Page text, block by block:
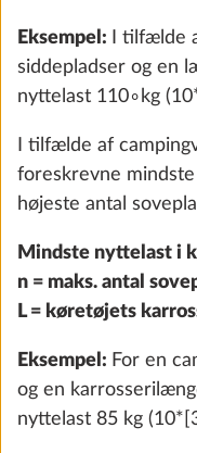
City-
Eksempel:
I tilfælde
siddepladser og en
nyttelast 110∘kg
I tilfælde af
foreskrevne
højeste antal
Mindste nyttelast i
n = maks. antal
L = køretøjets
Eksempel: For en
og en
nyttelast 85 kg